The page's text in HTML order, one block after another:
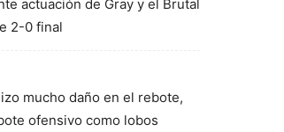
actuación de Gray y el Brutal
2-0 final
mucho daño en el rebote,
ofensivo como lobos